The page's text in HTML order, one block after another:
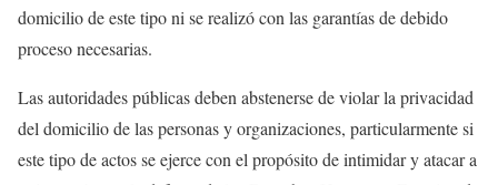
domicilio de este tipo ni se realizó con las garantías de debido
proceso necesarias.
Las autoridades públicas deben abstenerse de violar la privacidad
del domicilio de las personas y organizaciones, particularmente si
este tipo de actos se ejerce con el propósito de intimidar y atacar a